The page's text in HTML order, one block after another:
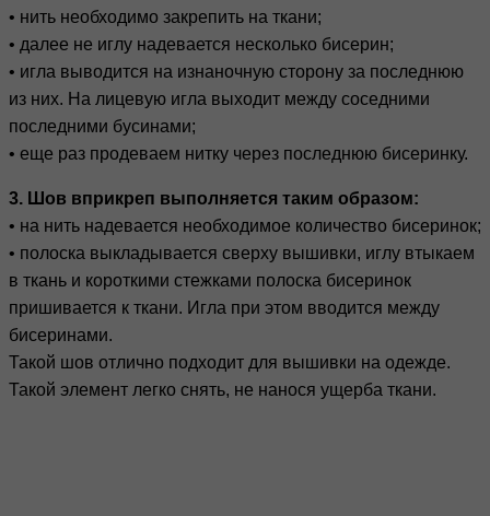
• нить необходимо закрепить на ткани;
• далее не иглу надевается несколько бисерин;
• игла выводится на изнаночную сторону за последнюю
из них. На лицевую игла выходит между соседними
последними бусинами;
• еще раз продеваем нитку через последнюю бисеринку.
3. Шов вприкреп выполняется таким образом:
• на нить надевается необходимое количество бисеринок;
• полоска выкладывается сверху вышивки, иглу втыкаем
в ткань и короткими стежками полоска бисеринок
пришивается к ткани. Игла при этом вводится между
бисеринами.
Такой шов отлично подходит для вышивки на одежде.
Такой элемент легко снять, не нанося ущерба ткани.